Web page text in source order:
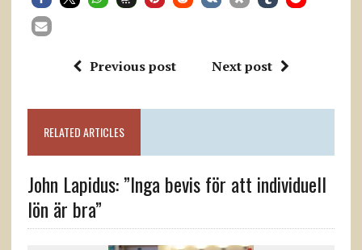
Previous post Next post
RELATED ARTICLES
John Lapidus: ”Inga bevis för att individuell
lön är bra”